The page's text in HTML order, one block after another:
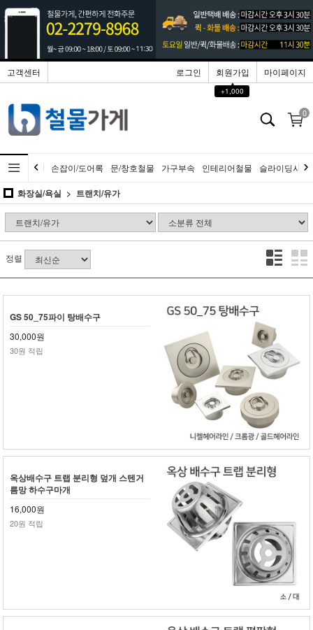
고객센터 로그인
회원가입
▲
+1,000
마이페이지
0
손잡이/도어록 문/창호철물 가구부속 인테리어철물 슬라이딩시스
화장실/욕실 트랜치/유가
정렬
GS 50_75파이 탕배수구
30,000원
30원 적립
옥상배수구 트랩 분리형 덮개 스텐거
름망 하수구마개
16,000원
20원 적립